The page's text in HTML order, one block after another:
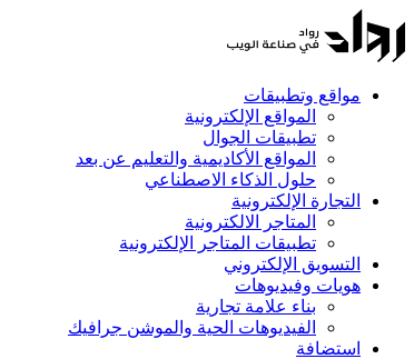
مواقع وتطبيقات
المواقع الإلكترونية
تطبيقات الجوال
المواقع الأكاديمية والتعليم عن بعد
حلول الذكاء الاصطناعي
التجارة الإلكترونية
المتاجر الالكترونية
تطبيقات المتاجر الإلكترونية
التسويق الإلكتروني
هويات وفيديوهات
بناء علامة تجارية
الفيديوهات الحية والموشن جرافيك
استضافة